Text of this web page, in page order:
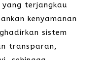
terjangkau
kenyamanan
sistem
transparan,